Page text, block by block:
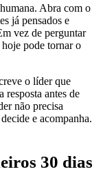
Abra com o
já pensados e
vez de perguntar
pode tornar o
o líder que
resposta antes de
não precisa
e acompanha.
30 dias